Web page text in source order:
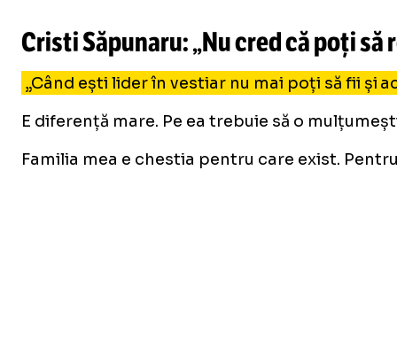
Cristi Săpunaru: „Nu cred că poți
„Când ești lider în vestiar nu mai poți să fii și
E diferență mare. Pe ea trebuie să o
Familia mea e chestia pentru care exist.